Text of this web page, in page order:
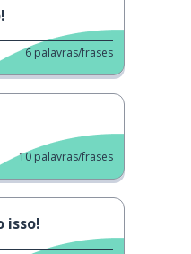
6 palavras/frases
10 palavras/frases
isso!